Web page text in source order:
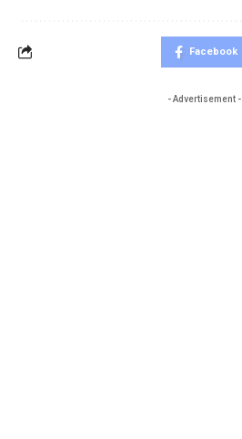
Facebook
- Advertisement -